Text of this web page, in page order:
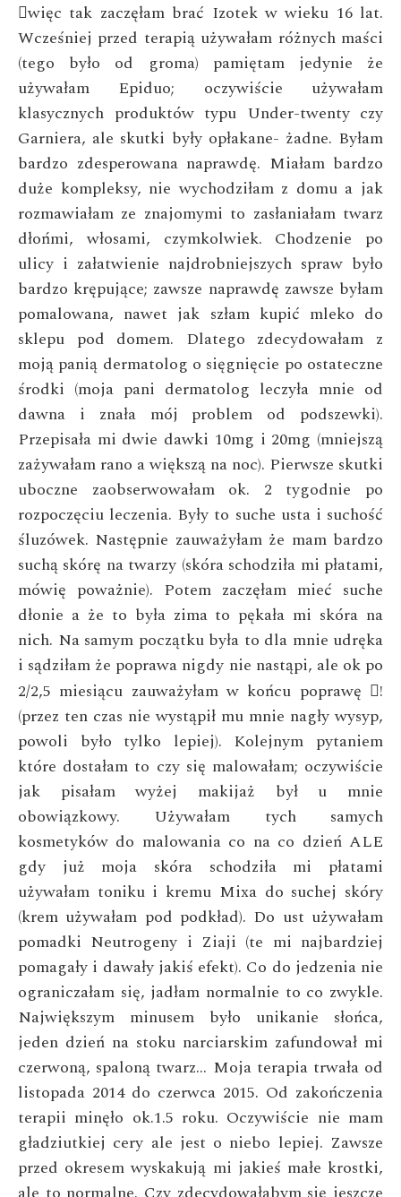
więc tak zaczęłam brać Izotek w wieku 16 lat.
Wcześniej przed terapią używałam różnych maści
(tego było od groma) pamiętamjedynie że
używałam Epiduo; oczywiście używałam
klasycznych produktów typu Under-twenty czy
Garniera, ale skutki były opłakane- żadne. Byłam
bardzo zdesperowana naprawdę. Miałam bardzo
duże kompleksy, nie wychodziłam z domu a jak
rozmawiałam ze znajomymi to zasłaniałam twarz
dłońmi, włosami, czymkolwiek. Chodzenie po
ulicy i załatwienie najdrobniejszych spraw było
bardzo krępujące; zawsze naprawdę zawsze byłam
pomalowana, nawet jak szłam kupić mleko do
sklepu pod domem. Dlatego zdecydowałam z
moją panią dermatolog o sięgnięcie po ostateczne
środki (moja pani dermatolog leczyła mnie od
dawna i znała mój problem od podszewki).
Przepisała mi dwie dawki 10mg i 20mg (mniejszą
zażywałam rano awiększą na noc). Pierwsze skutki
uboczne zaobserwowałam ok. 2 tygodnie po
rozpoczęciu leczenia. Były to suche usta i suchość
śluzówek. Następnie zauważyłam że mam bardzo
suchą skórę natwarzy (skóra schodziła mi płatami,
mówię poważnie). Potem zaczęłam mieć suche
dłonie a że to była zima to pękała mi skóra na
nich. Na samym początku była to dla mnie udręka
i sądziłam że poprawa nigdy nie nastąpi, ale ok po
2/2,5 miesiącu zauważyłam w końcu poprawę !
(przez ten czas nie wystąpił mu mnie nagły wysyp,
powoli było tylko lepiej). Kolejnym pytaniem
które dostałam to czy się malowałam; oczywiście
jak pisałam wyżej makijaż był u mnie
obowiązkowy. Używałam tych samych
kosmetyków do malowania co na co dzień ALE
gdy już moja skóra schodziła mi płatami
używałam toniku i kremu Mixa do suchej skóry
(krem używałam pod podkład). Do ust używałam
pomadki Neutrogeny i Ziaji (te mi najbardziej
pomagały i dawały jakiś efekt). Co do jedzenia nie
ograniczałam się, jadłam normalnie to co zwykle.
Największym minusem było unikanie słońca,
jeden dzień na stoku narciarskim zafundował mi
czerwoną, spaloną twarz… Moja terapia trwała od
listopada 2014do czerwca 2015. Od zakończenia
terapii minęło ok.1.5 roku. Oczywiście nie mam
gładziutkiej cery ale jest o niebo lepiej. Zawsze
przed okresem wyskakują mi jakieś małe krostki,